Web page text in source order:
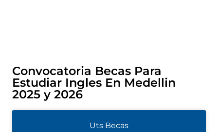
Convocatoria Becas Para
Estudiar Ingles En Medellin
2025 y 2026
Uts Becas